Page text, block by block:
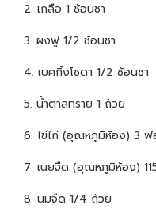
2. เกลือ 1 ช้อนชา
3. ผงฟู 1/2 ช้อนชา
4. เบคกิ้งโซดา 1/2 ช้อนชา
5. น้ำตาลทราย 1 ถ้วย
6. ไข่ไก่ (อุณหภูมิห้อง) 3 ฟ
7. เนยจืด (อุณหภูมิห้อง)
8. นมจืด 1/4 ถ้วย